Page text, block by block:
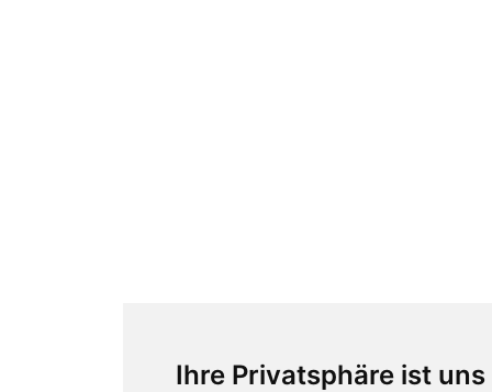
Ihre Privatsphäre ist uns